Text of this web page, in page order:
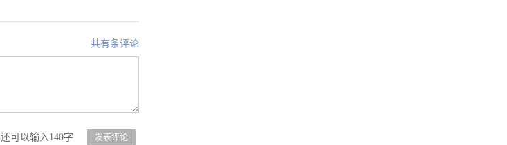
共有条评论
还可以输入140字